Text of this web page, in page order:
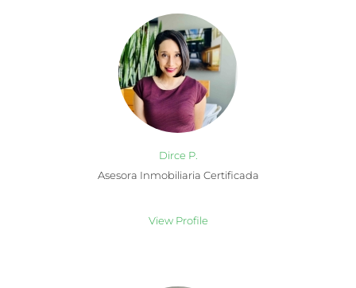
Dirce P.
Asesora Inmobiliaria Certificada
View Profile